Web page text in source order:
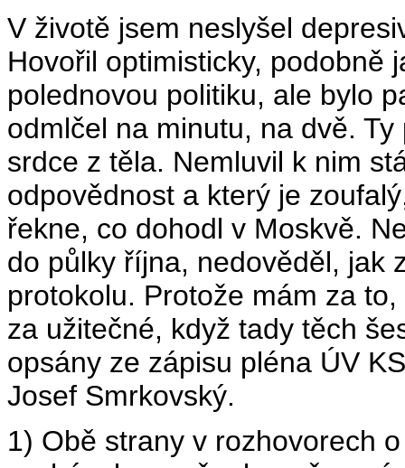
V životě jsem neslyšel
Hovořil optimisticky, podobně
polednovou politiku, ale bylo
odmlčel na minutu, na dvě.
srdce z těla. Nemluvil k nim
odpovědnost a který je
řekne, co dohodl v Moskvě.
do půlky října, nedověděl, jak
protokolu. Protože mám za
za užitečné, když tady těch
opsány ze zápisu pléna ÚV
Josef Smrkovský.
1) Obě strany v rozhovorech